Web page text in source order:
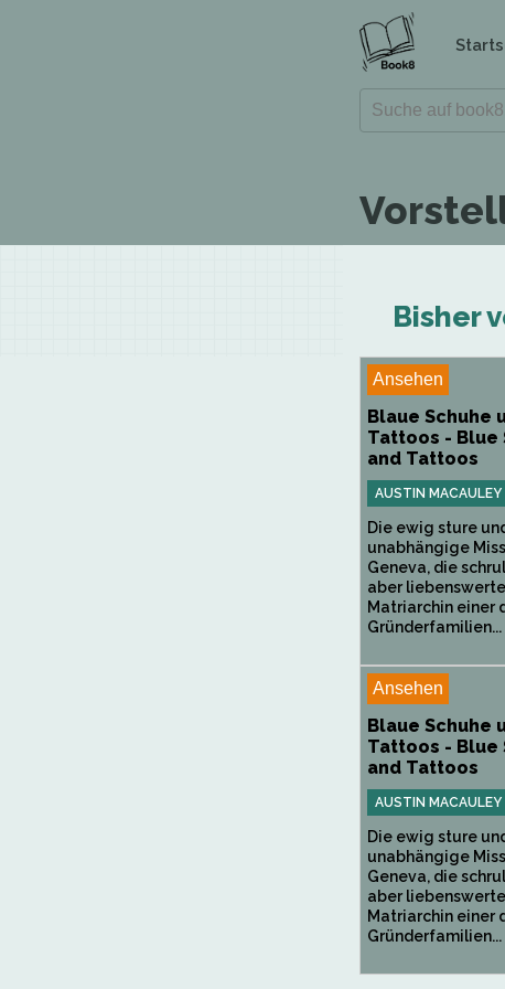
Bisher
Ansehen
Blaue Schuhe
Tattoos - Blue
and Tattoos
AUSTIN MACAULEY
Die ewig sture
unabhängige Miss
Geneva, die
aber liebenswerte
Matriarchin einer
Gründerfamilien...
Ansehen
Blaue Schuhe
Tattoos - Blue
and Tattoos
AUSTIN MACAULEY
Die ewig sture
unabhängige Miss
Geneva, die
aber liebenswerte
Matriarchin einer
Gründerfamilien...